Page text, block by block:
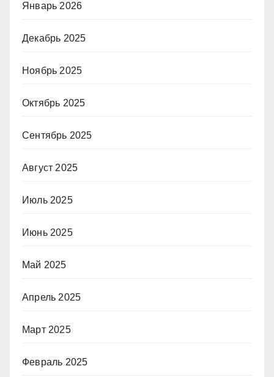
Январь 2026
Декабрь 2025
Ноябрь 2025
Октябрь 2025
Сентябрь 2025
Август 2025
Июль 2025
Июнь 2025
Май 2025
Апрель 2025
Март 2025
Февраль 2025